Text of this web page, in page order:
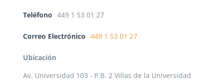
Teléfono 449 1 53 01 27
Correo Electrónico 449 1 53 01 27
Ubicación
Av. Universidad 103 - P.B. 2 Villas de la Universidad